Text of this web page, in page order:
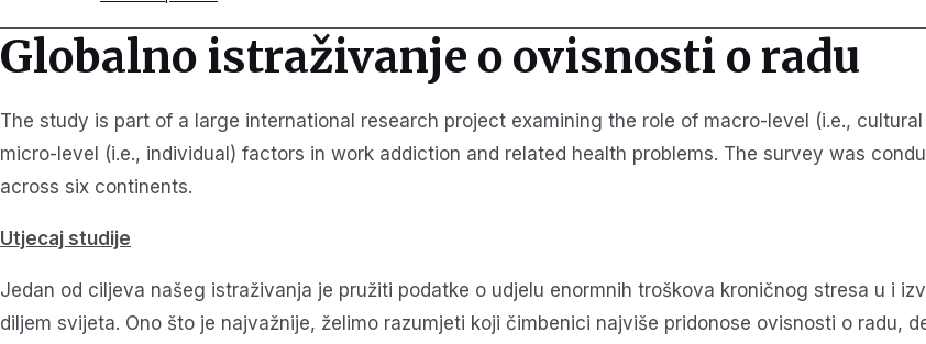
Globalno istraživanje o ovisnosti o radu
The study is part of a large international research project examining the role of macro-level (i.e.,
micro-level (i.e., individual) factors in work addiction and related health problems. The survey was
across six continents.
Utjecaj studije
Jedan od ciljeva našeg istraživanja je pružiti podatke o udjelu enormnih troškova kroničnog stresa u i
diljem svijeta. Ono što je najvažnije, želimo razumjeti koji čimbenici najviše pridonose ovisnosti o radu,